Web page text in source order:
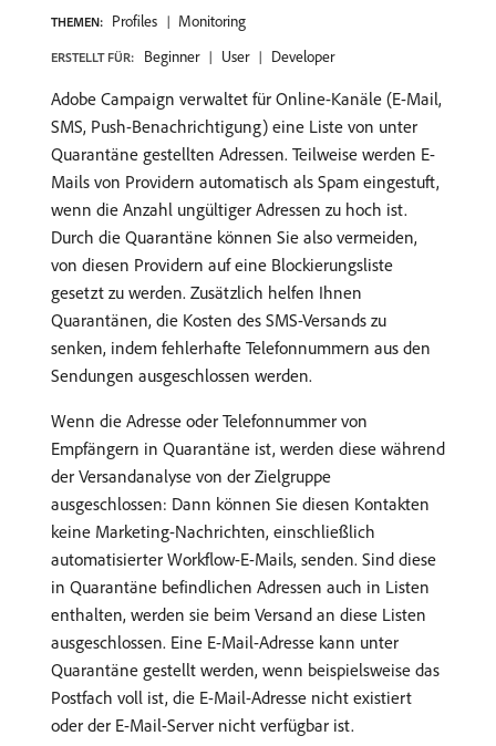
THEMEN: Profiles Monitoring
ERSTELLT FÜR: Beginner User Developer
Adobe Campaign verwaltet für Online-Kanäle (E-Mail,
SMS, Push-Benachrichtigung) eine Liste von unter
Quarantäne gestellten Adressen. Teilweise werden E-
Mails von Providern automatisch als Spam eingestuft,
wenn die Anzahl ungültiger Adressen zu hoch ist.
Durch die Quarantäne können Sie also vermeiden,
von diesen Providern auf eine Blockierungsliste
gesetzt zu werden. Zusätzlich helfen Ihnen
Quarantänen, die Kosten des SMS-Versands zu
senken, indem fehlerhafte Telefonnummern aus den
Sendungen ausgeschlossen werden.
Wenn die Adresse oder Telefonnummer von
Empfängern in Quarantäne ist, werden diese während
der Versandanalyse von der Zielgruppe
ausgeschlossen: Dann können Sie diesen Kontakten
keine Marketing-Nachrichten, einschließlich
automatisierter Workflow-E-Mails, senden. Sind diese
in Quarantäne befindlichen Adressen auch in Listen
enthalten, werden sie beim Versand an diese Listen
ausgeschlossen. Eine E-Mail-Adresse kann unter
Quarantäne gestellt werden, wenn beispielsweise das
Postfach voll ist, die E-Mail-Adresse nicht existiert
oder der E-Mail-Server nicht verfügbar ist.